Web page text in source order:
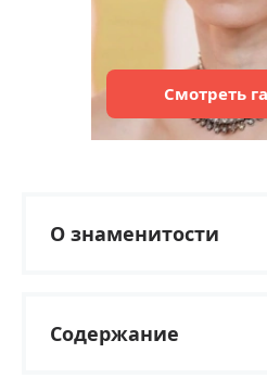
Смотреть
О знаменитости
Содержание